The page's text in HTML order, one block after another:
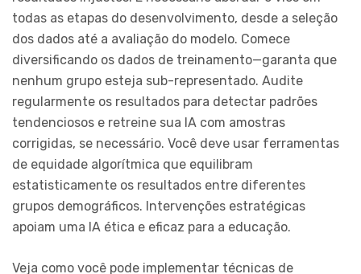
todas as etapas do desenvolvimento, desde a seleção
dos dados até a avaliação do modelo. Comece
diversificando os dados de treinamento—garanta que
nenhum grupo esteja sub-representado. Audite
regularmente os resultados para detectar padrões
tendenciosos e retreine sua IA com amostras
corrigidas, se necessário. Você deve usar ferramentas
de equidade algorítmica que equilibram
estatisticamente os resultados entre diferentes
grupos demográficos. Intervenções estratégicas
apoiam uma IA ética e eficaz para a educação.
Veja como você pode implementar técnicas de